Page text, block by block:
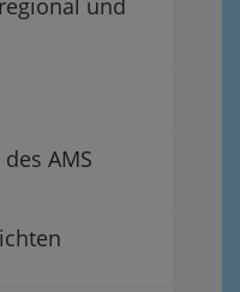
AMS